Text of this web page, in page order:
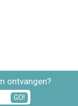
ontvangen?
GO!